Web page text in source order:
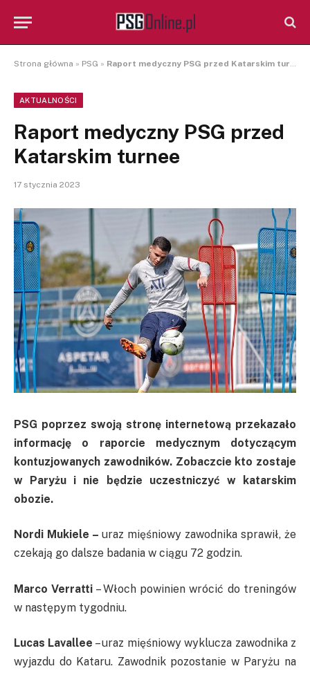
Strona główna » PSG » Raport medyczny PSG przed Katarskim turnee
AKTUALNOŚCI
Raport medyczny PSG przed
Katarskim turnee
17 stycznia 2023
PSG poprzez swoją stronę internetową przekazało
informację o raporcie medycznym dotyczącym
kontuzjowanych zawodników. Zobaczcie kto zostaje
w Paryżu i nie będzie uczestniczyć w katarskim
obozie.
Nordi Mukiele – uraz mięśniowy zawodnika sprawił, że
czekają go dalsze badania w ciągu 72 godzin.
Marco Verratti – Włoch powinien wrócić do treningów
w następym tygodniu.
Lucas Lavallee – uraz mięśniowy wyklucza zawodnika z
wyjazdu do Kataru. Zawodnik pozostanie w Paryżu na